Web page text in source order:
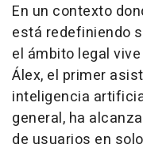
En un contexto
está redefiniendo
el ámbito legal
Álex, el primer
inteligencia
general, ha
de usuarios en